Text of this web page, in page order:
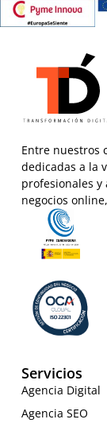
Entre nuestros
dedicadas a la
profesionales y
negocios
Servicios
Agencia Digital
Agencia SEO